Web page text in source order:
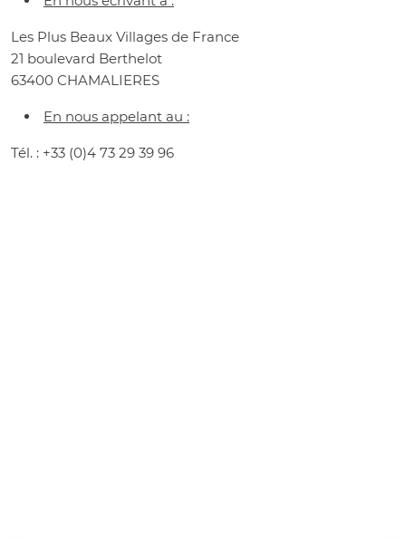
Les Plus Beaux Villages de France
21 boulevard Berthelot
63400 CHAMALIERES
En nous appelant au :
Tél. : +33 (0)4 73 29 39 96